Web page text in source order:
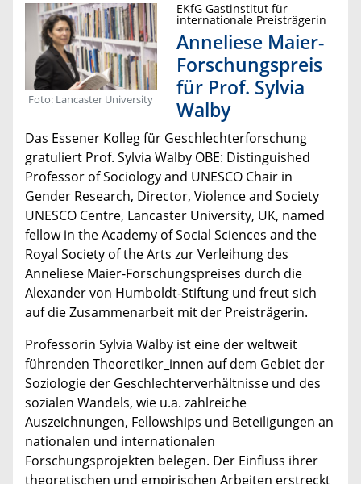
Foto: Lancaster University
EKfG Gastinstitut für
internationale Preisträgerin
Anneliese Maier-
Forschungspreis
für Prof. Sylvia
Walby
Das Essener Kolleg für Geschlechterforschung
gratuliert Prof. Sylvia Walby OBE: Distinguished
Professor of Sociology and UNESCO Chair in
Gender Research, Director, Violence and Society
UNESCO Centre, Lancaster University, UK, named
fellow in the Academy of Social Sciences and the
Royal Society of the Arts zur Verleihung des
Anneliese Maier-Forschungspreises durch die
Alexander von Humboldt-Stiftung und freut sich
auf die Zusammenarbeit mit der Preisträgerin.
Professorin Sylvia Walby ist eine der weltweit
führenden Theoretiker_innen auf dem Gebiet der
Soziologie der Geschlechterverhältnisse und des
sozialen Wandels, wie u.a. zahlreiche
Auszeichnungen, Fellowships und Beteiligungen an
nationalen und internationalen
Forschungsprojekten belegen. Der Einfluss ihrer
theoretischen und empirischen Arbeiten erstreckt